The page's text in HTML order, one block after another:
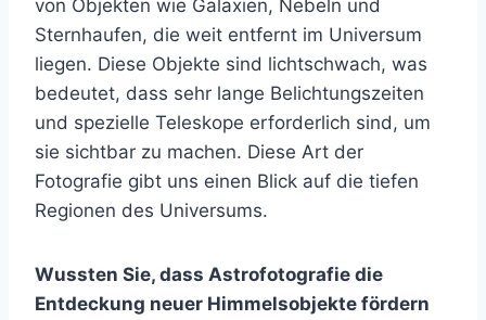
von Objekten wie Galaxien, Nebeln und
Sternhaufen, die weit entfernt im Universum
liegen. Diese Objekte sind lichtschwach, was
bedeutet, dass sehr lange Belichtungszeiten
und spezielle Teleskope erforderlich sind, um
sie sichtbar zu machen. Diese Art der
Fotografie gibt uns einen Blick auf die tiefen
Regionen des Universums.
Wussten Sie, dass Astrofotografie die
Entdeckung neuer Himmelsobjekte fördern